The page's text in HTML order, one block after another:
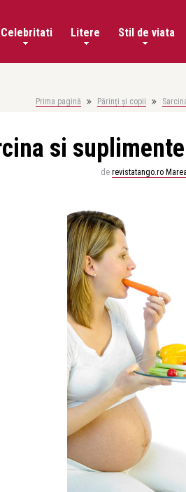
Celebritati Litere Stil de viata
Prima pagină Părinți și copii
si
de revistatango.ro